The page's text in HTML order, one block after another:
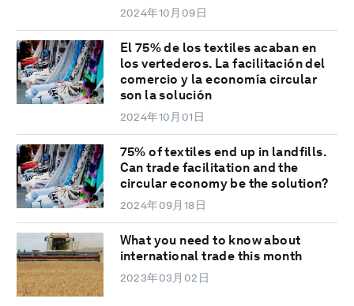
2024年10月09日
El 75% de los textiles acaban en
los vertederos. La facilitación del
comercio y la economía circular
son la solución
2024年10月01日
75% of textiles end up in landfills.
Can trade facilitation and the
circular economy be the solution?
2024年09月18日
What you need to know about
international trade this month
2023年03月02日